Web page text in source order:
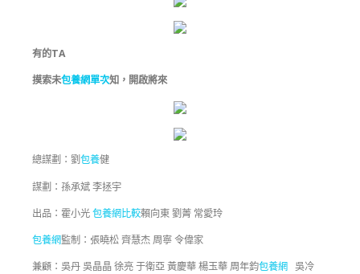
有的TA
摸索未包養網單次知，開啟將來
總謀劃：劉包養健
謀劃：孫承斌 李拯宇
出品：霍小光包養網比較賴向東 劉菁 常愛玲
包養網監制：張曉松 齊慧杰 周寧 令偉家
兼顧：吳丹 吳晶晶 徐亮 于衛亞 黃慶華 楊玉華 周年鈞包養網吳冷